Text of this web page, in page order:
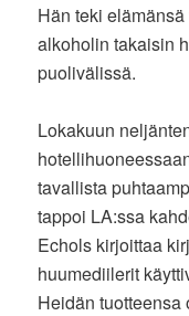
Hän teki
alkoholin takaisin
puolivälissä.
Lokakuun
tavallista
tappoi LA:ssa
Echols kirjoittaa
huumediilerit
Heidän tuotteensa